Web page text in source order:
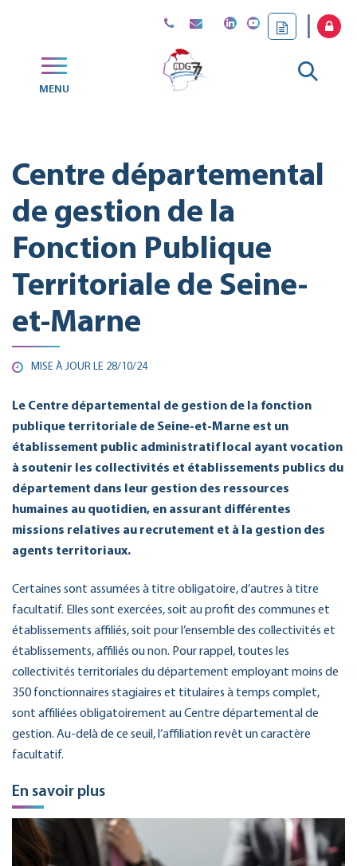
MENU
Aller
Centre départemental
de gestion de la
Fonction Publique
Territoriale de Seine-
et-Marne
MISE À JOUR LE 28/10/24
Le Centre départemental de gestion de la fonction
publique territoriale de Seine-et-Marne est un
établissement public administratif local ayant vocation
à soutenir les collectivités et établissements publics du
département dans leur gestion des ressources
humaines au quotidien, en assurant différentes
missions relatives au recrutement et à la gestion des
agents territoriaux.
Certaines sont assumées à titre obligatoire, d’autres à titre
facultatif. Elles sont exercées, soit au profit des communes et
établissements affiliés, soit pour l’ensemble des collectivités et
établissements, affiliés ou non. Pour rappel, toutes les
collectivités territoriales du département employant moins de
350 fonctionnaires stagiaires et titulaires à temps complet,
sont affiliées obligatoirement au Centre départemental de
gestion. Au-delà de ce seuil, l’affiliation revêt un caractère
facultatif.
En savoir plus